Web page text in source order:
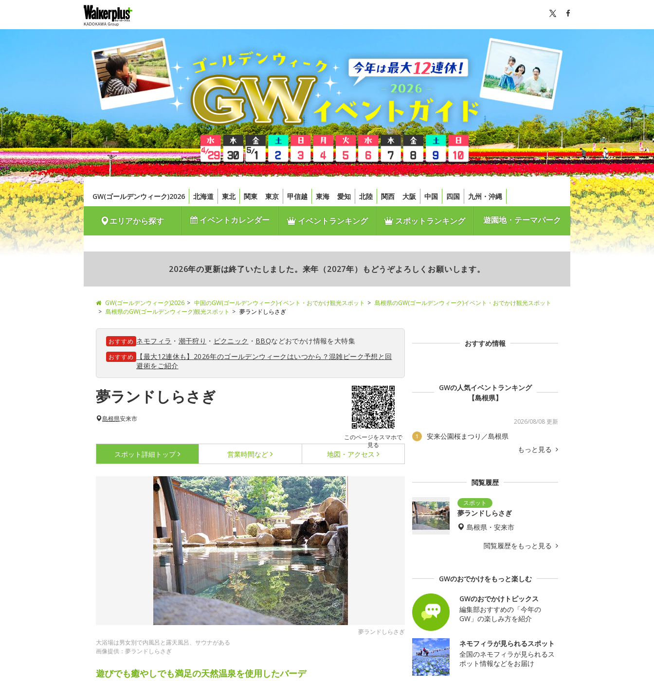
GW(ゴールデンウィーク)2026 北海道 東北 関東 東京 甲信越 東海 愛知 北陸 関西 大阪 中国 四国 九州・沖縄
エリアから探す イベントカレンダー イベントランキング スポットランキング 遊園地・テーマパーク
2026年の更新は終了いたしました。来年（2027年）もどうぞよろしくお願いします。
GW(ゴールデンウィーク)2026 中国のGW(ゴールデンウィーク)イベント・おでかけ観光スポット
島根県のGW(ゴールデンウィーク)イベント・おでかけ観光スポット
島根県のGW(ゴールデンウィーク)観光スポット
夢ランドしらさぎ
おすすめ ネモフィラ ・ 潮干狩り ・ ピクニック ・ BBQなどおでかけ情報を大特集
おすすめ
【最大12連休も】2026年のゴールデンウィークはいつから？混雑ピーク予想と回
避術をご紹介
夢ランドしらさぎ
このページをスマホで
見る
島根県安来市
スポット詳細 トップ 営業時間など 地図・アクセス
夢ランドしらさぎ
大浴場は男女別で内風呂と露天風呂、サウナがある
画像提供：夢ランドしらさぎ
遊びでも癒やしでも満足の天然温泉を使用したバーデ
おすすめ情報
GWの人気イベントランキング
【島根県】
2026/08/08 更新
1
安来公園桜まつり／島根県
もっと見る
閲覧履歴
夢ランドしらさぎ
島根県・安来市
閲覧履歴をもっと見る
GWのおでかけをもっと楽しむ
GWのおでかけトピックス
編集部おすすめの「今年の
GW」の楽しみ方を紹介
ネモフィラが見られるスポット
全国のネモフィラが見られるス
ポット情報などをお届け